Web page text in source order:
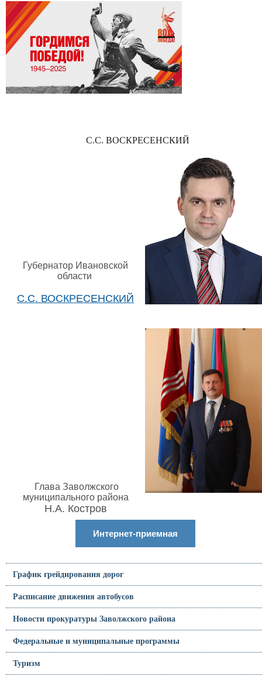
С.С. ВОСКРЕСЕНСКИЙ
Губернатор Ивановской
области
С.С. ВОСКРЕСЕНСКИЙ
Глава Заволжского
муниципального района
Н.А. Костров
Интернет-приемная
График грейдирования дорог
Расписание движения автобусов
Новости прокуратуры Заволжского района
Федеральные и муниципальные программы
Туризм